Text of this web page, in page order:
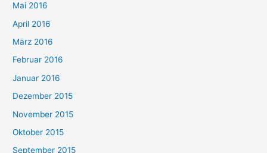
Mai 2016
April 2016
März 2016
Februar 2016
Januar 2016
Dezember 2015
November 2015
Oktober 2015
September 2015